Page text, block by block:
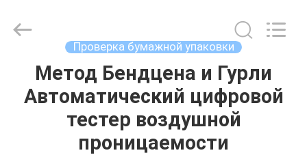
ДОМ
ПРОДУКТЫ
Copyright
Technology
Проверка бумажной упаковки
Метод Бендцена и Гурли
Автоматический цифровой
тестер воздушной
проницаемости